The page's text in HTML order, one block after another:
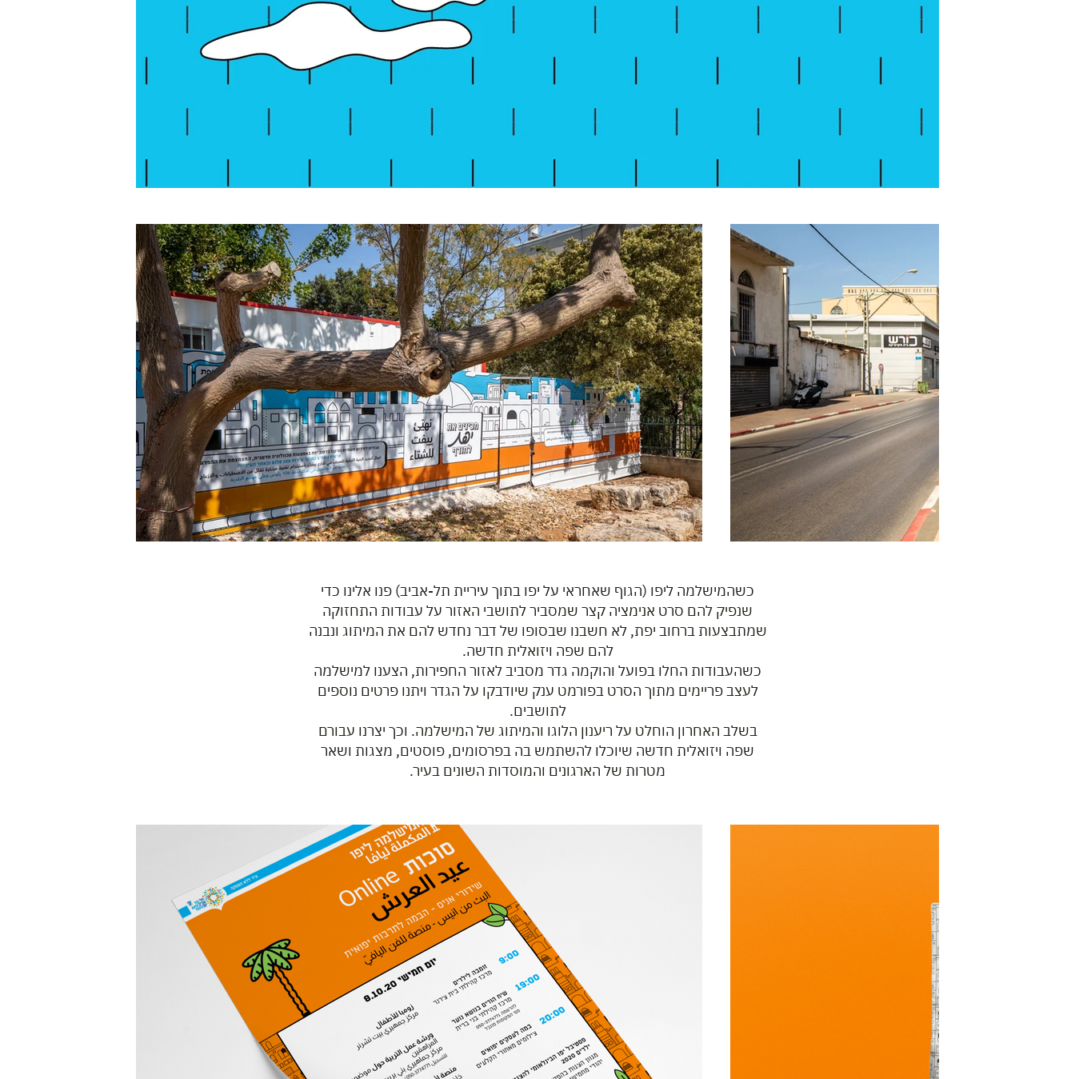
כשהמישלמה ליפו (הגוף שאחראי על יפו בתוך עיריית תל-אביב) פנו אלינו כדי
שנפיק להם סרט אנימציה קצר שמסביר לתושבי האזור על עבודות התחזוקה
שמתבצעות ברחוב יפת, לא חשבנו שבסופו של דבר נחדש להם את המיתוג ונבנה
להם שפה ויזואלית חדשה.
כשהעבודות החלו בפועל והוקמה גדר מסביב לאזור החפירות, הצענו למישלמה
לעצב פריימים מתוך הסרט בפורמט ענק שיודבקו על הגדר ויתנו פרטים נוספים
לתושבים.
בשלב האחרון הוחלט על ריענון הלוגו והמיתוג של המישלמה. וכך יצרנו עבורם
שפה ויזואלית חדשה שיוכלו להשתמש בה בפרסומים, פוסטים, מצגות ושאר
מטרות של הארגונים והמוסדות השונים בעיר.